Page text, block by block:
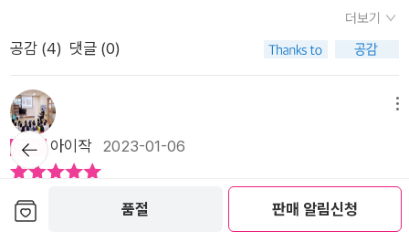
품절 판매 알림신청
과가 자연스럽게 흘러 갔으면 좋겠다고 생각했다. 미래에 대한 두
려움 등에서 완전히 벗어날 수 있으면 좋겠다고도 생각했다.p 78
과 규칙에서 벗어나 다른 것을 할 수 있는 용기를 가질 수 있을
까? 그런 필요성을 강하게 느낄 수 있을까? 많이 궁금해져 간다. ​
내 남은 인생 앞으로는 어떻게 살 것인가? 나의 수레 톱니바퀴가
이대로 평생 별탈없이 똑같이 흘러간다해도 그렇게 사는 것이 맞
는 것인지 모르겠다. 언젠가는 중심을 잃었다가 새로운 바퀴에 적
응하게 될 나도 있지 않을까? 내가 올라탄 파도가 가라앉으면 가
으론 결코 보지 못하던 세상의 고통이 가득해요. 예전에 못 보던
고통이 이제는 보이는 거죠. 누군가의 고통이 너무 크게 느껴지는
데, 내 성공, 내 행복만을 추구하기가 쉽지 않아지는 거예요. 그래
서 책을 읽으면 오히려 흔히 말하는 성공에서는 멀어지게 된다고
생각해요. 책이 우리를 다른 사람들 앞이나 위에 서게 해주지 않
는 거죠. 대신, 곁에 서게 도와주는 것 같아요. 그래서 결국 우리
는 다른 면에서 성공하게 되는 거예요. 조금 더 인간다워지는 거
요. 책을 읽다 보면 자꾸 타인에게 공감하게 되잖아요. 가만히 있
러 모아야 한다. 그들이 일단 서점을 와야 책을 구입하게 된다. 최
근에는 SNS가 발달해서 인스타그램같은 곳을 통해 이를 널리 알
다. 선릉역에 있는 서점에 최근 제일 유명한 걸로 안다.다양한 이
벤트도 한다. 그곳에 평일 오후에 갔을 때 사람들이 거의 없었
다. 여러 층을 쓰고 있는데 신문이나 방송에도 나올 정도였는
데 그랬다. 이렇게 서점을 운영하는게 어렵다. <어서 오세요, 휴
남동 서점입니다>는 그런 측면에서 볼 때 다소 판타지라는 생각
도 들었다. 판타지 소설도 아니고 각자 사연이 있는 사람들이 서
그 자체, 커피 내리는 그 자체를 즐기게 되는 듯했다. 민준은 일을
즐기고 있었다. 그런데…….차라리 노력했던 모든 것이 완전히 끝
이 났다고 생각했던 그때가 더 나았다. 그때는 오히려 홀가분한
마음으로 다 포기할 수 있었다. 노력에도 임계점이 있다면 이미
그것을 넘은 상태였으니까. 혹시더 노력했다면, 한 번 더 시도했
다면 될 수도 있었을까, 나는 그때99도에 도달해 있던 걸까, 하는
생각을 해보기도 했지만 99도에서100도가 되는 데 필요한 건 노
력이 아니라 운이라는 생각이 뒤따랐다. 내게 운이 없다면, 내내
더보기
공감 (4) 댓글 (0)
아이작2023-01-06
다정한 休남동 서점[어서오세요휴남동서점입니다] 서평~*자본
주의 시장 속에서 나는 희망 가득한 책을 읽고,사람들에게 희망을
뒤로가
기